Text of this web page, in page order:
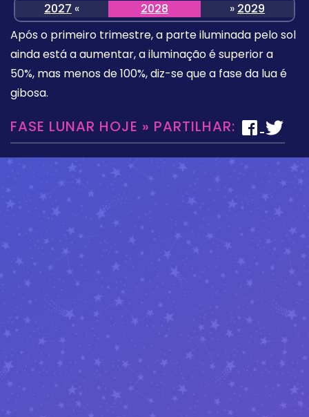
2027 « 2028 » 2029
Após o primeiro trimestre, a parte iluminada pelo sol
ainda está a aumentar, a iluminação é superior a
50%, mas menos de 100%, diz-se que a fase da lua é
gibosa.
FASE LUNAR HOJE » PARTILHAR: